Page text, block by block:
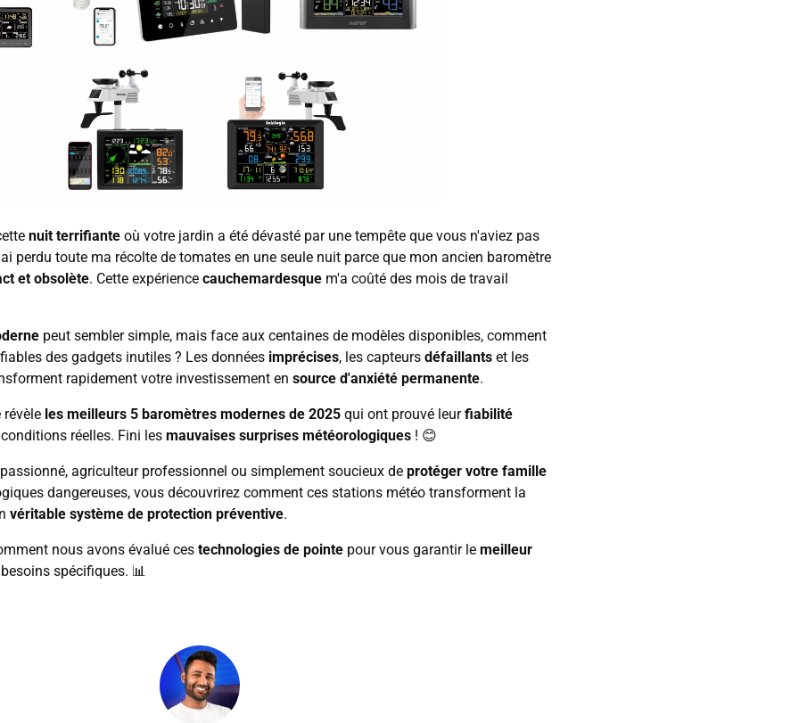
nuit terrifiante où votre jardin a été dévasté par une tempête que vous n'aviez pas
perdu toute ma récolte de tomates en une seule nuit parce que mon ancien baromètre
et obsolète. Cette expérience cauchemardesque m'a coûté des mois de travail
peut sembler simple, mais face aux centaines de modèles disponibles, comment
des gadgets inutiles ? Les données imprécises, les capteurs défaillants et les
rapidement votre investissement en source d'anxiété permanente.
révèle les meilleurs 5 baromètres modernes de 2025 qui ont prouvé leurfiabilité
réelles. Fini les mauvaises surprises météorologiques ! 😊
agriculteur professionnel ou simplement soucieux de protéger votre famille
dangereuses, vous découvrirez comment ces stations météo transforment la
véritable système de protection préventive.
nous avons évalué ces technologies de pointe pour vous garantir le meilleur
spécifiques. 📊